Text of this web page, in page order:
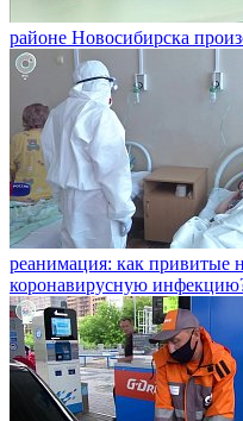
районе Новосибирска
реанимация: как привитые
коронавирусную